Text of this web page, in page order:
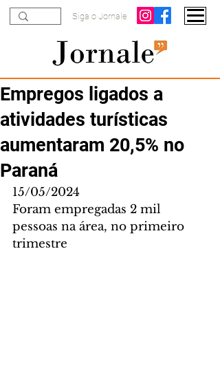
Siga o Jornale
Empregos ligados a
atividades turísticas
aumentaram 20,5% no
Paraná
15/05/2024
Foram empregadas 2 mil
pessoas na área, no primeiro
trimestre